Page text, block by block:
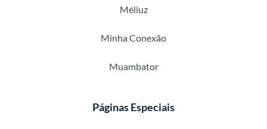
Méliuz
Minha Conexão
Muambator
Páginas Especiais